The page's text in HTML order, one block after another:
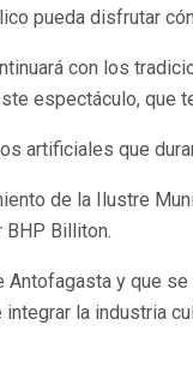
pueda disfrutar
con los
espectáculo, que
artificiales que
de la Ilustre
BHP Billiton.
y que
la industria